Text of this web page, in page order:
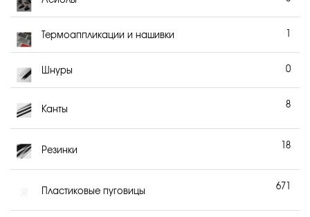
Термоаппликации и нашивки
Шнуры 0
Канты
8
Резинки
18
Пластиковые пуговицы
671